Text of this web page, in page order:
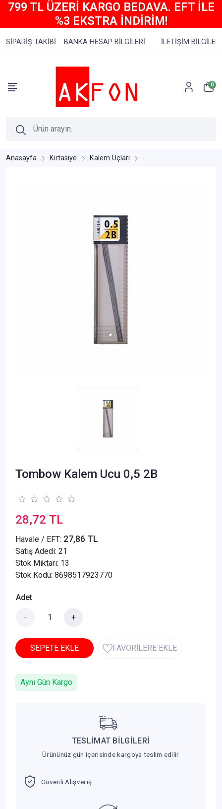
799 TL ÜZERİ KARGO BEDAVA. EFT İLE
%3 EKSTRA İNDİRİM!
SİPARİŞ TAKİBİ BANKA HESAP BİLGİLERİ İLETİŞİM BİLGİLERİ
0
Anasayfa Kırtasiye Kalem Uçları -
Tombow Kalem Ucu 0,5 2B
28,72 TL
Havale / EFT: 27,86 TL
Satış Adedi: 21
Stok Miktarı: 13
Stok Kodu: 8698517923770
Adet
- +
SEPETE EKLE FAVORİLERE EKLE
Aynı Gün Kargo
TESLİMAT BİLGİLERİ
Ürününüz gün içerisinde kargoya teslim edilir
Güvenli Alışveriş